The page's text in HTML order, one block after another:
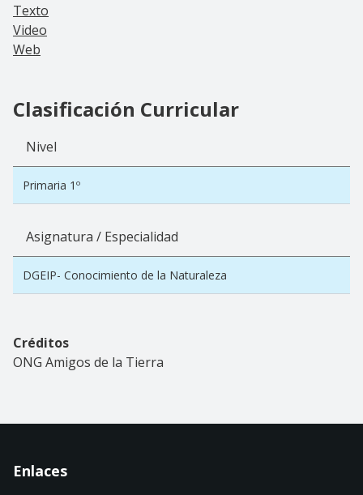
Texto
Video
Web
Clasificación Curricular
Nivel
Primaria 1º
Asignatura / Especialidad
DGEIP- Conocimiento de la Naturaleza
Créditos
ONG Amigos de la Tierra
Enlaces